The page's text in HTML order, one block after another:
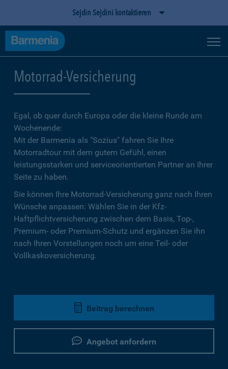
Sejdin Sejdini kontaktieren
Motorrad-Versicherung
Egal, ob quer durch Europa oder die kleine Runde am
Wochenende:
Mit der Barmenia als "Sozius" fahren Sie Ihre
Motorradtour mit dem gutem Gefühl, einen
leistungsstarken und serviceorientierten Partner an Ihrer
Seite zu haben.
Sie können Ihre Motorrad-Versicherung ganz nach Ihren
Wünsche anpassen: Wählen Sie in der Kfz-
Haftpflichtversicherung zwischen dem Basis, Top-,
Premium- oder Premium-Schutz und ergänzen Sie ihn
nach Ihren Vorstellungen noch um eine Teil- oder
Vollkaskoversicherung.
Beitrag berechnen
Angebot anfordern